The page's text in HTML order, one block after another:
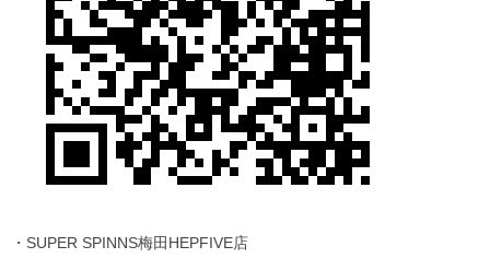
・SUPER SPINNS梅田HEPFIVE店